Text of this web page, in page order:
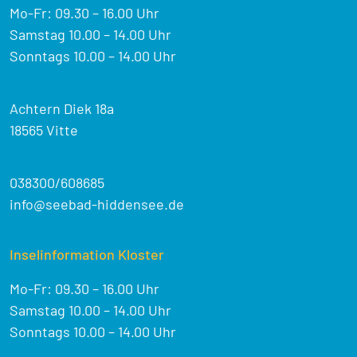
Mo-Fr: 09.30 – 16.00 Uhr
Samstag 10.00 – 14.00 Uhr
Sonntags 10.00 – 14.00 Uhr
Achtern Diek 18a
18565 Vitte
038300/608685
info@seebad-hiddensee.de
Inselinformation Kloster
Mo-Fr: 09.30 – 16.00 Uhr
Samstag 10.00 – 14.00 Uhr
Sonntags 10.00 – 14.00 Uhr